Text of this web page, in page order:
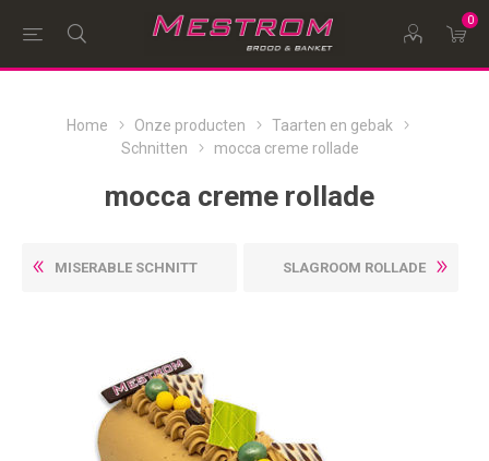
0
Home Onze producten
Taarten en gebak
Schnitten
mocca creme rollade
mocca creme rollade
MISERABLE SCHNITT SLAGROOM ROLLADE